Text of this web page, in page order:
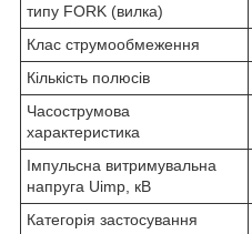
типу FORK (вилка)
Клас струмообмеження
Кількість полюсів
Часострумова
характеристика
Імпульсна витримувальна
напруга Uimp, кВ
Категорія застосування